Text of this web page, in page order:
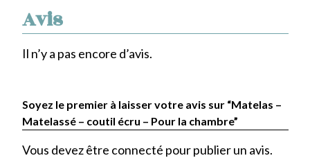
Avis
Il n’y a pas encore d’avis.
Soyez le premier à laisser votre avis sur “Matelas –
Matelassé – coutil écru – Pour la chambre”
Vous devez être connecté pour publier un avis.